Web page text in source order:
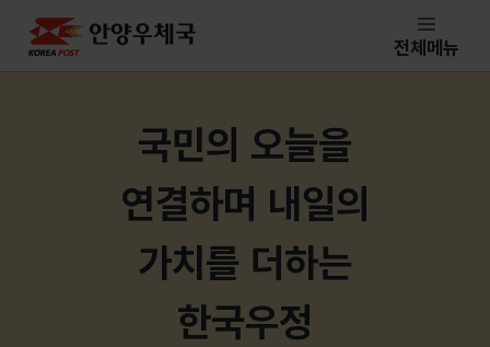
안양우체국
전체메뉴
국민의 오늘을
연결하며 내일의
가치를 더하는
한국우정